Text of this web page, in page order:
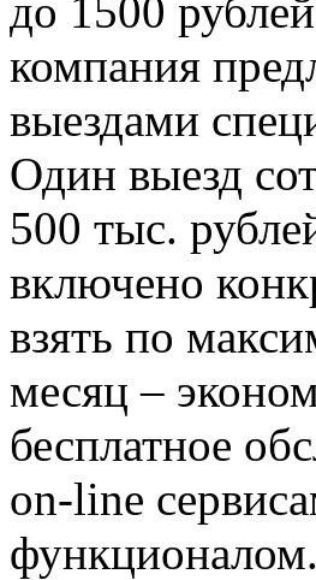
до 1500
компания
выездами
Один выезд
500 тыс.
включено
взять по
месяц –
бесплатное
on-line
функционалом.